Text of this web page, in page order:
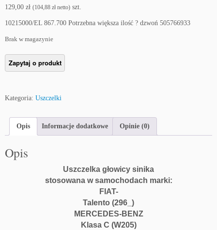
129,00 zł (104,88 zł netto) szt.
10215000/EL 867.700 Potrzebna większa ilość ? dzwoń 505766933
Brak w magazynie
Kategoria: Uszczelki
Opis Informacje dodatkowe Opinie (0)
Opis
Uszczelka głowicy sinika
stosowana w samochodach marki:
FIAT-
Talento (296_)
MERCEDES-BENZ
Klasa C (W205)